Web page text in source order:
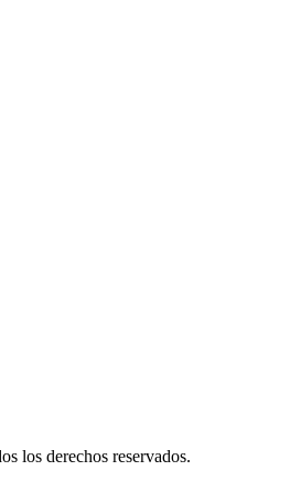
los derechos reservados.